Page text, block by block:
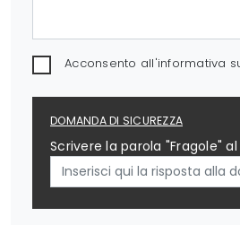
Acconsento all'informativa
DOMANDA DI SICUREZZA
Scrivere la parola "Fragole"